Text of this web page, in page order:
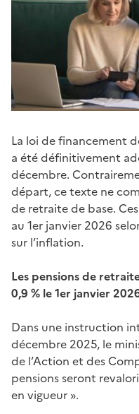
La loi de financement
a été définitivement
décembre.
départ, ce texte ne
de retraite de base.
au 1er janvier 2026
sur l’inflation.
Les pensions de
0,9 % le 1er janvier
Dans une instruction
décembre 2025, le
de l’Action et des
pensions seront
en vigueur ».